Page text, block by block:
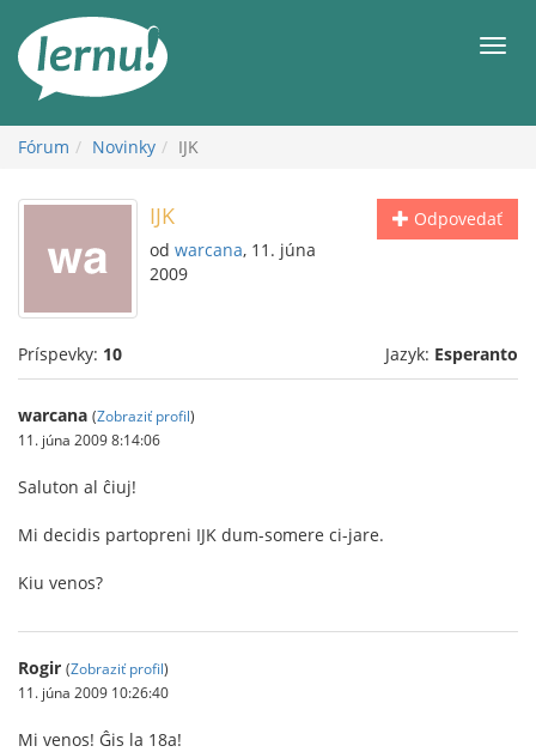
obsah
Fórum Novinky IJK
Odpovedať
IJK
od warcana, 11. júna
2009
Príspevky: 10 Jazyk: Esperanto
warcana (Zobraziť profil)
11. júna 2009 8:14:06
Saluton al ĉiuj!
Mi decidis partopreni IJK dum-somere ci-jare.
Kiu venos?
Rogir (Zobraziť profil)
11. júna 2009 10:26:40
Mi venos! Ĝis la 18a!